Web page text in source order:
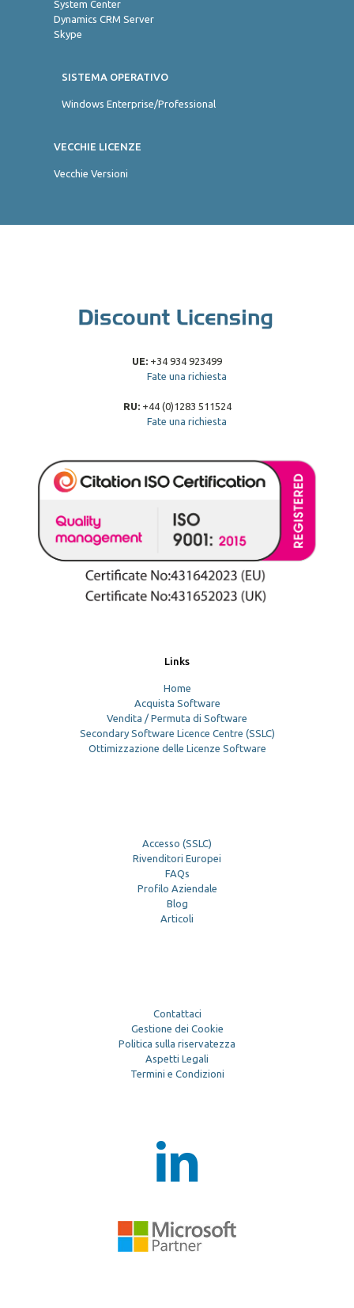
System Center
Dynamics CRM Server
Skype
SISTEMA OPERATIVO
Windows Enterprise/Professional
VECCHIE LICENZE
Vecchie Versioni
UE: +34 934 923499
Fate una richiesta
RU:+44 (0)1283 511524
Fate una richiesta
Links
Home
Acquista Software
Vendita / Permuta di Software
Secondary Software Licence Centre (SSLC)
Ottimizzazione delle Licenze Software
Accesso (SSLC)
Rivenditori Europei
FAQs
Profilo Aziendale
Blog
Articoli
Contattaci
Gestione dei Cookie
Politica sulla riservatezza
Aspetti Legali
Termini e Condizioni